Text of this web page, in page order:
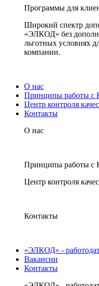
Программы для
Широкий спектр
«ЭЛКОД» без
льготных условиях
компании.
О нас
Принципы работы с
Центр контроля
Контакты
О нас
Принципы работы с
Центр контроля
Контакты
«ЭЛКОД» -
Вакансии
Контакты